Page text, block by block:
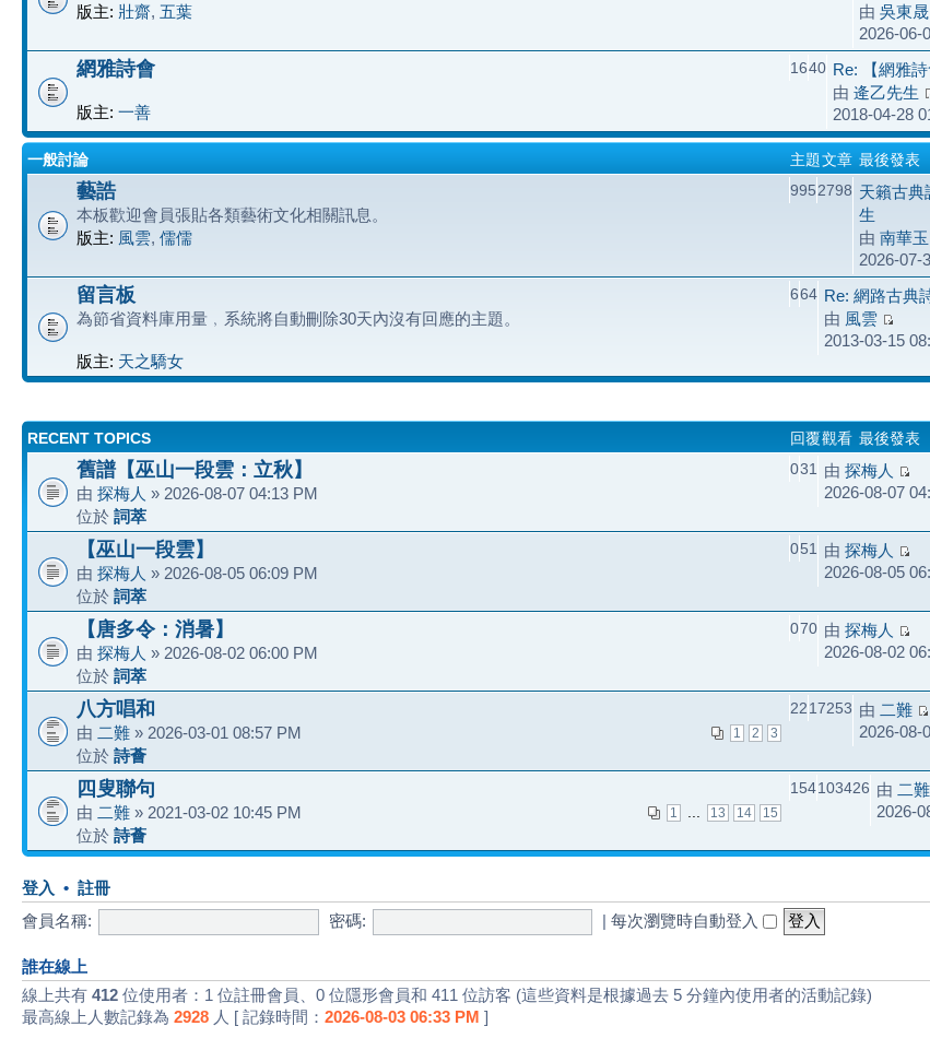
版主: 壯齋, 五葉
由 吳東晟
2026-06-
網雅詩會
版主: 一善
1640 Re: 【網雅
由 逄乙先生
2018-04-28
一般討論 主題文章 最後發表
藝誥
本板歡迎會員張貼各類藝術文化相關訊息。
版主: 風雲, 儒儒
9952798 天籟古典
生
由 南華
2026-07-
留言板
為節省資料庫用量﹐系統將自動刪除30天內沒有回應的主題。
版主: 天之驕女
664 Re: 網路古典
由 風雲
2013-03-15
RECENT TOPICS
回覆觀看 最後發表
舊譜【巫山一段雲：立秋】
由 探梅人 » 2026-08-07 04:13 PM
位於 詞萃
031 由 探梅人
2026-08-07
【巫山一段雲】
由 探梅人 » 2026-08-05 06:09 PM
位於 詞萃
051 由 探梅人
2026-08-05
【唐多令：消暑】
由 探梅人 » 2026-08-02 06:00 PM
位於 詞萃
070 由 探梅人
2026-08-02
八方唱和
1 2 3
由 二難 » 2026-03-01 08:57 PM
位於 詩薈
2217253 由 二難
2026-08-
四叟聯句
1 13 14 15
由 二難 » 2021-03-02 10:45 PM
位於 詩薈
154103426 由 二難
2026-
登入 • 註冊
會員名稱: 密碼: |每次瀏覽時自動登入
誰在線上
線上共有 412 位使用者：1 位註冊會員、0 位隱形會員和 411 位訪客 (這些資料是根據過去 5 分鐘內使用者的活動記錄)
最高線上人數記錄為 2928 人 [ 記錄時間： 2026-08-03 06:33 PM ]